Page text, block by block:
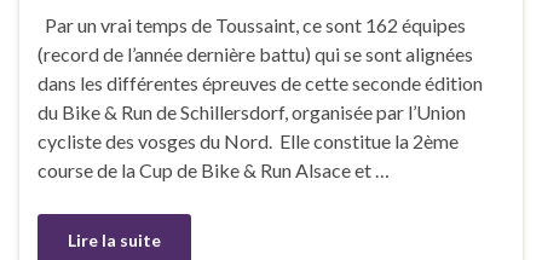
Par un vrai temps de Toussaint, ce sont 162 équipes
(record de l’année dernière battu) qui se sont alignées
dans les différentes épreuves de cette seconde édition
du Bike & Run de Schillersdorf, organisée par l’Union
cycliste des vosges du Nord. Elle constitue la 2ème
course de la Cup de Bike & Run Alsace et …
Lire la suite